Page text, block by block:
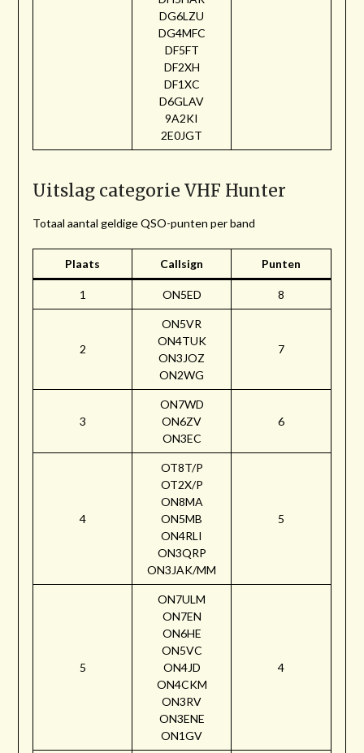
DG6LZU
DG4MFC
DF5FT
DF2XH
DF1XC
D6GLAV
9A2KI
2E0JGT
Uitslag categorie VHF Hunter
Totaal aantal geldige QSO-punten per band
Plaats Callsign Punten
1 ON5ED 8
2
ON5VR
ON4TUK
ON3JOZ
ON2WG
7
3
ON7WD
ON6ZV
ON3EC
6
4
OT8T/P
OT2X/P
ON8MA
ON5MB
ON4RLI
ON3QRP
ON3JAK/MM
5
5
ON7ULM
ON7EN
ON6HE
ON5VC
ON4JD
ON4CKM
ON3RV
ON3ENE
ON1GV
4